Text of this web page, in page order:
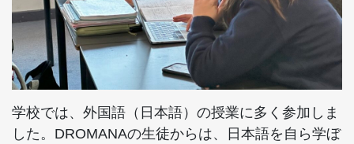
学校では、外国語（日本語）の授業に多く参加しま
した。DROMANAの生徒からは、日本語を自ら学ぼ